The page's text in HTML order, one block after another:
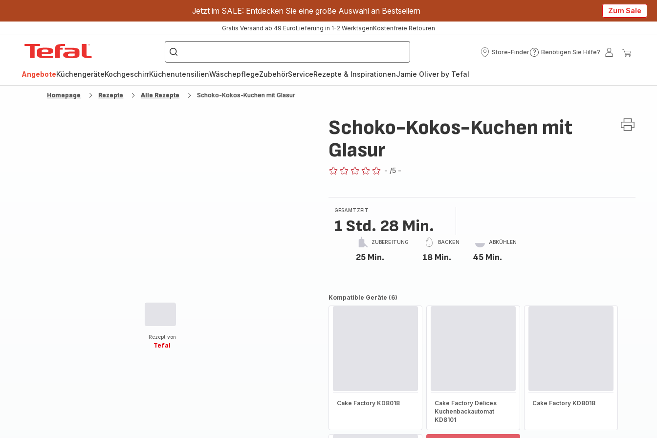
Jetzt im SALE: Entdecken Sie eine große Auswahl an Bestsellern Zum Sale
Gratis Versand ab 49 EuroLieferung in 1-2 WerktagenKostenfreie Retouren
["OptiGrill","Easy
Fry","Pfanne"]
Store-Finder
Store-
Benötigen Sie Hilfe?
Benötigen
Mein
AngeboteKüchengeräteKochgeschirrKüchenutensilienWäschepflegeZubehörServiceRezepte & InspirationenJamie Oliver by Tefal
Homepage Rezepte Alle Rezepte Schoko-Kokos-Kuchen mit Glasur
Rezept von
Tefal
Schoko-Kokos-Kuchen mit
Glasur
- /5 -
GESAMTZEIT
1 Std. 28 Min.
ZUBEREITUNG
25 Min.
BACKEN
18 Min.
ABKÜHLEN
45 Min.
Kompatible Geräte (6)
Cake Factory KD8018
Cake Factory Délices
Kuchenbackautomat
KD8101
Cake Factory KD8018